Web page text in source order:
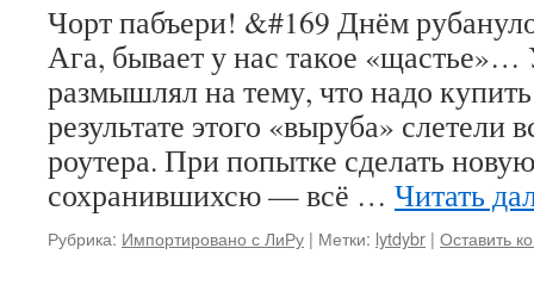
Чорт пабъери! &#169 Днём
Ага, бывает у нас такое «щастье»…
размышлял на тему, что надо
результате этого «выруба» слетели
роутера. При попытке сделать
сохранившихсю — всё … Читать
Рубрика: Импортировано с ЛиРу | Метки: lytdybr | Оставить